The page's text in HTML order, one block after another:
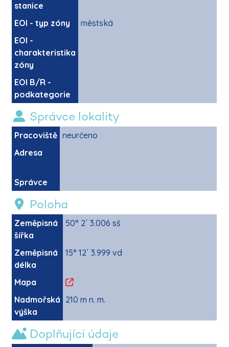
stanice
EOI - typ zóny
městská
EOI -
charakteristika
zóny
EOI B/R -
podkategorie
Správce lokality
Pracoviště neurčeno
Adresa
Správce
Poloha
Zeměpisná
šířka
50° 2´ 3.006 sš
Zeměpisná
délka
15° 12´ 3.999 vd
Mapa
Nadmořská
výška
210 m n. m.
Doplňující údaje